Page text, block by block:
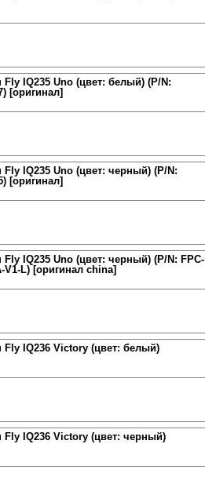
Fly IQ235 Uno (цвет: белый) (P/N:
[оригинал]
Fly IQ235 Uno (цвет: черный) (P/N:
[оригинал]
Fly IQ235 Uno (цвет: черный) (P/N: FPC-
V1-L) [оригинал china]
Fly IQ236 Victory (цвет: белый)
Fly IQ236 Victory (цвет: черный)